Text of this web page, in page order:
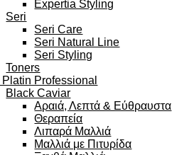
Expertia Styling
Seri
Seri Care
Seri Natural Line
Seri Styling
Toners
Platin Professional
Black Caviar
Αραιά, Λεπτά & Εύθραυστα
Θεραπεία
Λιπαρά Μαλλιά
Μαλλιά με Πιτυρίδα